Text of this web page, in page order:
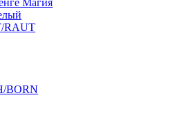
Магия
RAUT
BORN